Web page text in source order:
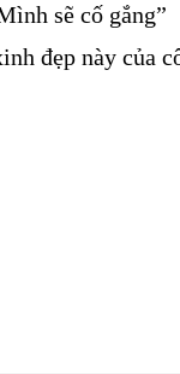
sẽ cố gắng”
đẹp này của